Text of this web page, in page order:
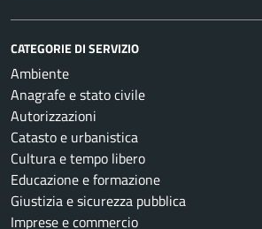
CATEGORIE DI SERVIZIO
Ambiente
Anagrafe e stato civile
Autorizzazioni
Catasto e urbanistica
Cultura e tempo libero
Educazione e formazione
Giustizia e sicurezza pubblica
Imprese e commercio